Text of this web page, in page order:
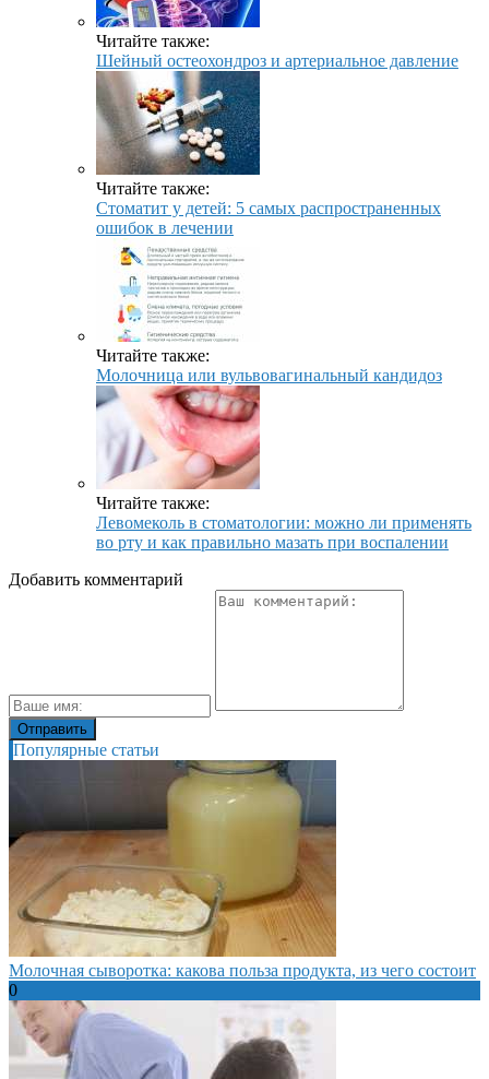
Читайте также:
Шейный остеохондроз и артериальное давление
Читайте также:
Стоматит у детей: 5 самых распространенных
ошибок в лечении
Читайте также:
Молочница или вульвовагинальный кандидоз
Читайте также:
Левомеколь в стоматологии: можно ли применять
во рту и как правильно мазать при воспалении
Добавить комментарий
Популярные статьи
Молочная сыворотка: какова польза продукта, из чего состоит
0